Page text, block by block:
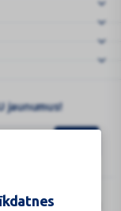
jaunumus!
„Google“